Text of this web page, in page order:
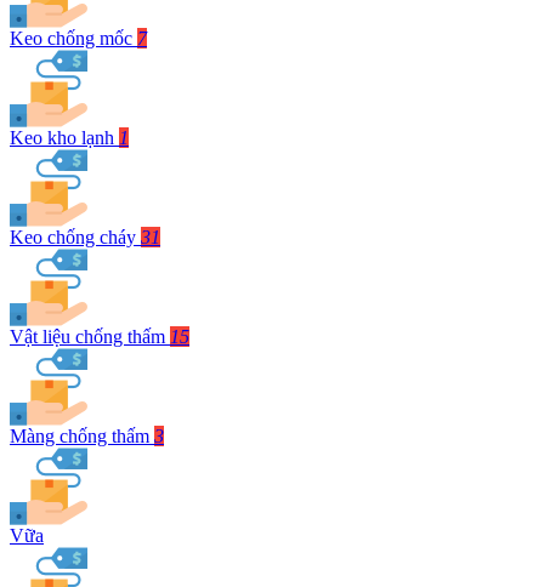
Keo chống mốc 7
Keo kho lạnh 1
Keo chống cháy 31
Vật liệu chống thấm 15
Màng chống thấm 3
Vữa